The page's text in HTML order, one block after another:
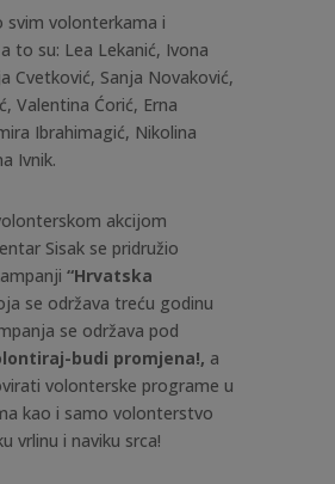
svim volonterkama i
to su: Lea Lekanić, Ivona
Cvetković, Sanja Novaković,
Valentina Ćorić, Erna
Ibrahimagić, Nikolina
Ivnik.
akcijom
Sisak se pridružio
“Hrvatska
se održava treću godinu
se održava pod
budi promjena!, a
volonterske programe u
kao i samo volonterstvo
vrlinu i naviku srca!